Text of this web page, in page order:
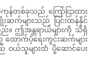
န်တစ်ခုသည် ကြော်ငြာထား
ဆက်များသည် ပြင်းထန်နိုင်
ည်။ ဤအန္တရာယ်များကို သိရှိ
ောက်ပံ့ရေးကွင်းဆက်များ
ဝယ်သူများထံ ပို့ဆောင်ပေး